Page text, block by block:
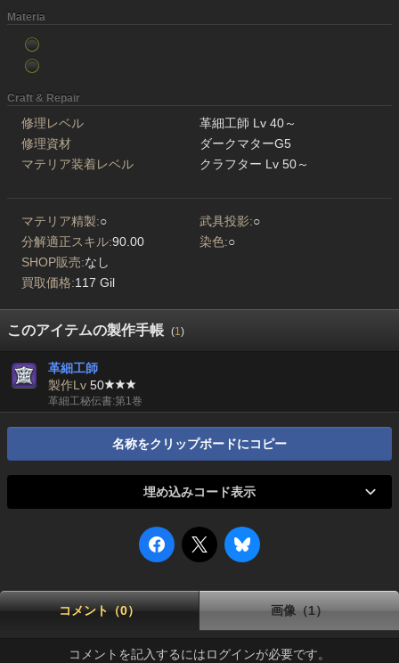
Materia
Craft & Repair
修理レベル
革細工師 Lv 40～
修理資材
ダークマターG5
マテリア装着レベル
クラフター Lv 50～
マテリア精製:○ 武具投影:○
分解適正スキル:90.00 染色:○
SHOP販売:なし
買取価格:117 Gil
このアイテムの製作手帳 (1)
革細工師
製作Lv 50
革細工秘伝書:第1巻
名称をクリップボードにコピー
埋め込みコード表示
コメント（0） 画像（1）
コメントを記入するにはログインが必要です。